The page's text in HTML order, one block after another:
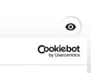

mit